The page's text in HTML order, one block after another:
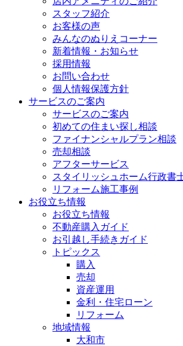
スタッフ紹介
お客様の声
みんなのぬりえコーナー
新着情報・お知らせ
採用情報
お問い合わせ
個人情報保護方針
サービスのご案内
サービスのご案内
初めての住まい探し相談
ファイナンシャルプラン相談
売却相談
アフターサービス
スタイリッシュホーム行政書
リフォーム施工事例
お役立ち情報
お役立ち情報
不動産購入ガイド
お引越し手続きガイド
トピックス
購入
売却
資産運用
金利・住宅ローン
リフォーム
地域情報
大和市